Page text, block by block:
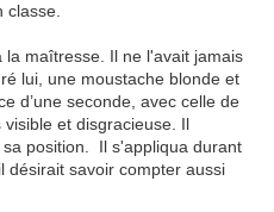
classe.
maîtresse. Il ne l'avait jamais
lui, une moustache blonde et
d’une seconde, avec celle de
et disgracieuse. Il
position. Il s'appliqua durant
désirait savoir compter aussi